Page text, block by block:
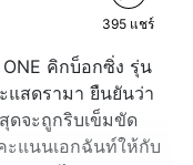
395 แชร์
คิกบ็อกซิ่ง รุ่น
แสดรามา ยืนยันว่า
ดจะถูกริบเข็มขัด
ะแนนเอกฉันท์ให้กับ